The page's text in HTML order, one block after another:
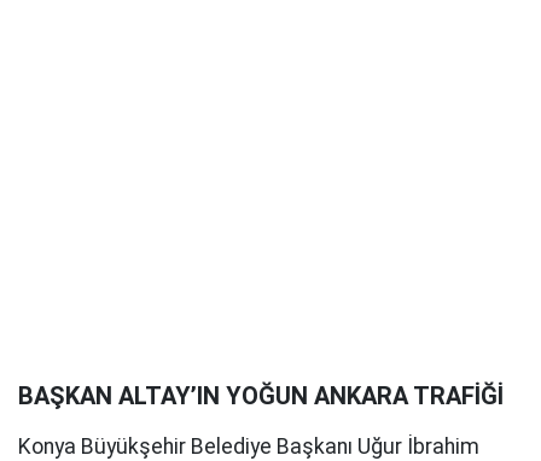
BAŞKAN ALTAY’IN YOĞUN ANKARA TRAFİĞİ
Konya Büyükşehir Belediye Başkanı Uğur İbrahim